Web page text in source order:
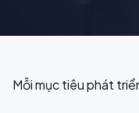
Mỗi mục tiêu phát